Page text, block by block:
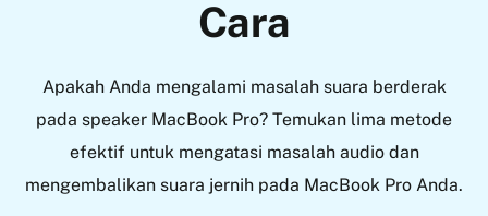
Cara
Apakah Anda mengalami masalah suara berderak
pada speaker MacBook Pro? Temukan lima metode
efektif untuk mengatasi masalah audio dan
mengembalikan suara jernih pada MacBook Pro Anda.